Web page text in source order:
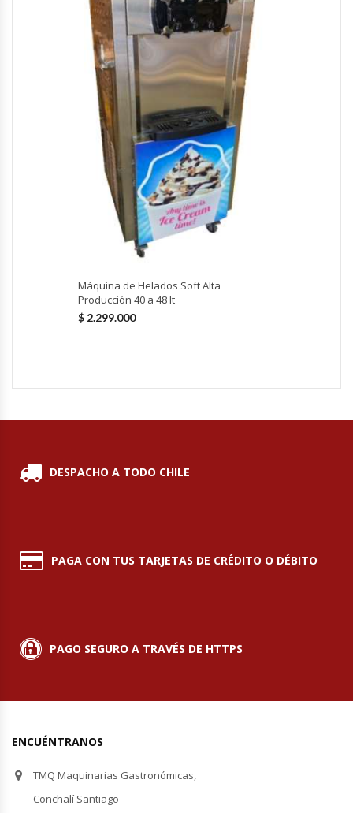
Hornos A Piso Y Pizzeros
Hornos Cocción Acelerada
Hornos Eléctricos
Hornos Turbos / Convectores
Hornos Industriales
Laminadora De Masas
Molinillos Para Café
Ofertas Del Mes
Ovilladoras – Divisoras De Masa
Peladora De Papas
Máquina de Helados Soft Alta
Producción 40 a 48 lt
$ 2.299.000
DESPACHO A TODO CHILE
PAGA CON TUS TARJETAS DE CRÉDITO O DÉBITO
PAGO SEGURO A TRAVÉS DE HTTPS
ENCUÉNTRANOS
TMQ Maquinarias Gastronómicas,
Conchalí Santiago